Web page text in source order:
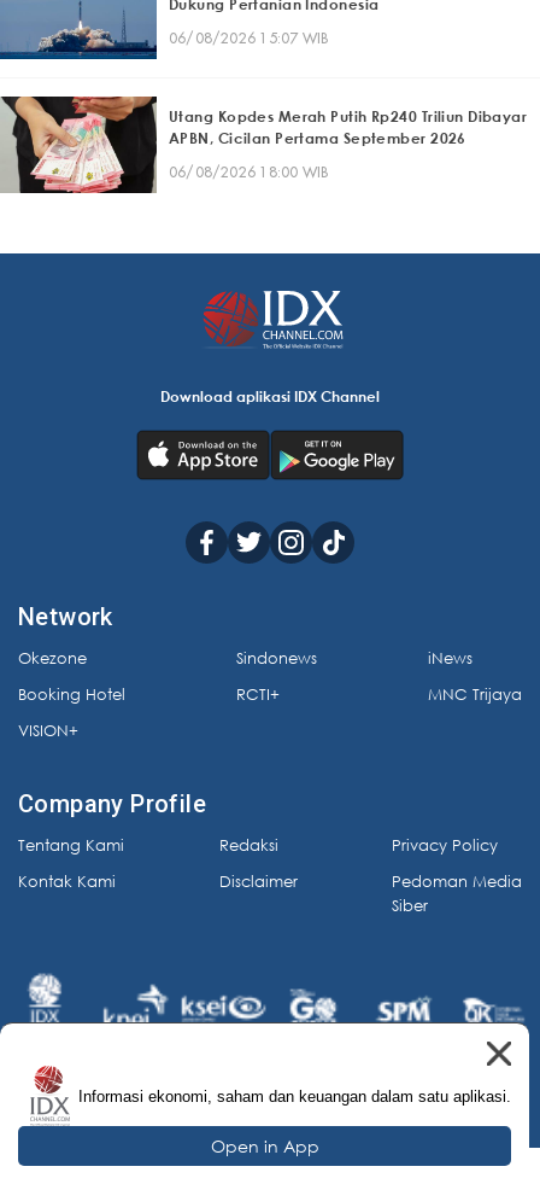
Dukung Pertanian Indonesia
06/08/2026 15:07 WIB
Utang Kopdes Merah Putih Rp240 Triliun Dibayar
APBN, Cicilan Pertama September 2026
06/08/2026 18:00 WIB
Download aplikasi IDX Channel
Network
Okezone
Booking Hotel
VISION+
Sindonews
RCTI+
iNews
MNC Trijaya
Company Profile
Tentang Kami
Kontak Kami
Redaksi
Disclaimer
Privacy Policy
Pedoman Media
Siber
© 2026 IDX Channel. All Rights Reserved.
Informasi ekonomi, saham dan keuangan dalam satu aplikasi.
Open in App